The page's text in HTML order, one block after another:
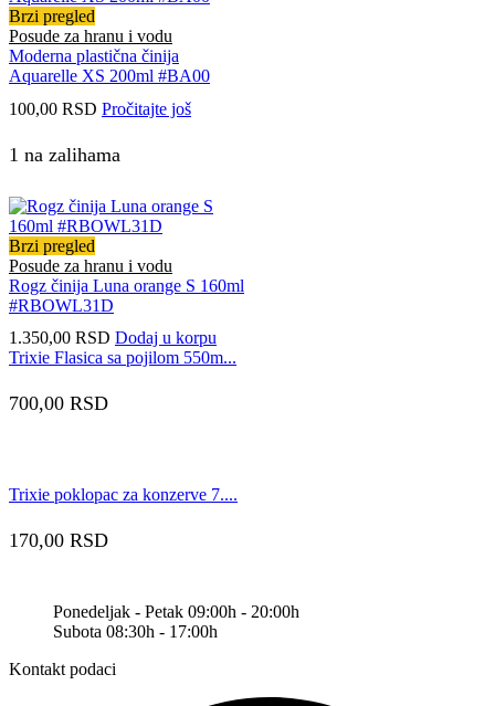
Brzi pregled
Posude za hranu i vodu
Moderna plastična činija
Aquarelle XS 200ml #BA00
100,00 RSD Pročitajte još
1 na zalihama
Brzi pregled
Posude za hranu i vodu
Rogz činija Luna orange S 160ml
#RBOWL31D
1.350,00 RSD Dodaj u korpu
Trixie Flasica sa pojilom 550m...
700,00 RSD
Trixie poklopac za konzerve 7....
170,00 RSD
Ponedeljak - Petak 09:00h - 20:00h
Subota 08:30h - 17:00h
Kontakt podaci